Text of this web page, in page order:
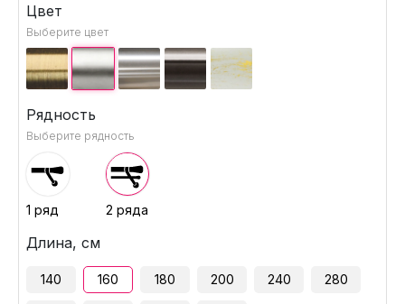
Цвет
Выберите цвет
Рядность
Выберите рядность
1 ряд 2 ряда
Длина, см
140 160 180 200 240 280